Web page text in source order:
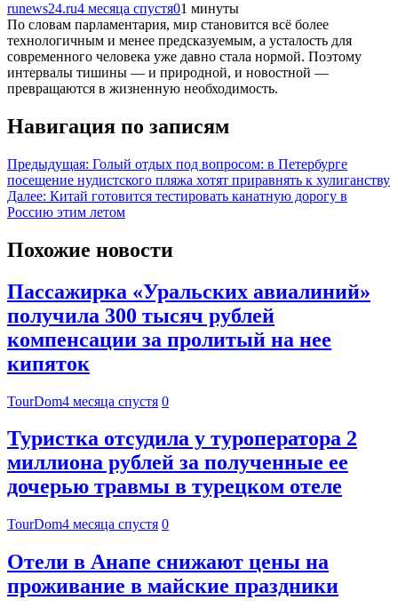
runews24.ru4 месяца спустя01 минуты
По словам парламентария, мир становится всё более
технологичным и менее предсказуемым, а усталость для
современного человека уже давно стала нормой. Поэтому
интервалы тишины — и природной, и новостной —
превращаются в жизненную необходимость.
Навигация по записям
Предыдущая: Голый отдых под вопросом: в Петербурге
посещение нудистского пляжа хотят приравнять к хулиганству
Далее: Китай готовится тестировать канатную дорогу в
Россию этим летом
Похожие новости
Пассажирка «Уральских авиалиний»
получила 300 тысяч рублей
компенсации за пролитый на нее
кипяток
TourDom4 месяца спустя 0
Туристка отсудила у туроператора 2
миллиона рублей за полученные ее
дочерью травмы в турецком отеле
TourDom4 месяца спустя 0
Отели в Анапе снижают цены на
проживание в майские праздники